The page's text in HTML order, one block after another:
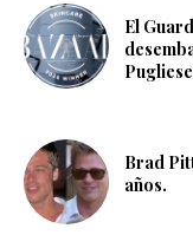
El
Pugliese
Brad
años.